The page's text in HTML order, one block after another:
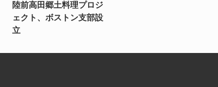
陸前高田郷土料理プロジ
ェクト、ボストン支部設
立